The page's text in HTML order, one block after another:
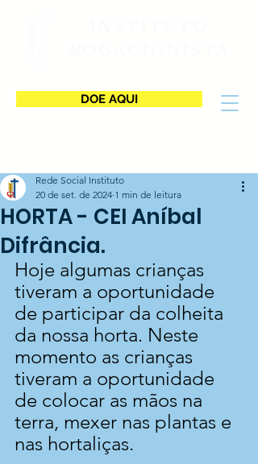
DOE AQUI
HORTA - CEI Aníbal
Difrância.
Rede Social Instituto
20 de set. de 2024 1 min de leitura
Hoje algumas crianças
tiveram a oportunidade
de participar da colheita
da nossa horta. Neste
momento as crianças
tiveram a oportunidade
de colocar as mãos na
terra, mexer nas plantas e
nas hortaliças.